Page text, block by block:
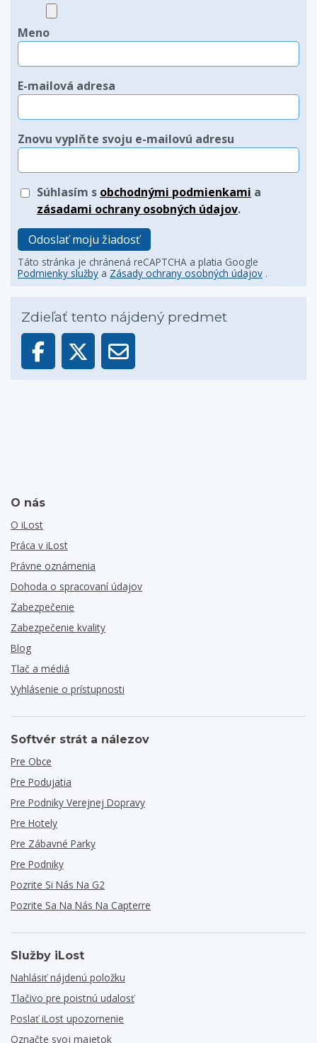
Meno
E-mailová adresa
Znovu vyplňte svoju e-mailovú adresu
Súhlasím s obchodnými podmienkami a
zásadami ochrany osobných údajov.
Odoslať moju žiadosť
Táto stránka je chránená reCAPTCHA a platia Google
Podmienky služby a Zásady ochrany osobných údajov .
Zdieľať tento nájdený predmet
O nás
O iLost
Práca v iLost
Právne oznámenia
Dohoda o spracovaní údajov
Zabezpečenie
Zabezpečenie kvality
Blog
Tlač a médiá
Vyhlásenie o prístupnosti
Softvér strát a nálezov
Pre Obce
Pre Podujatia
Pre Podniky Verejnej Dopravy
Pre Hotely
Pre Zábavné Parky
Pre Podniky
Pozrite Si Nás Na G2
Pozrite Sa Na Nás Na Capterre
Služby iLost
Nahlásiť nájdenú položku
Tlačivo pre poistnú udalosť
Poslať iLost upozornenie
Označte svoj majetok